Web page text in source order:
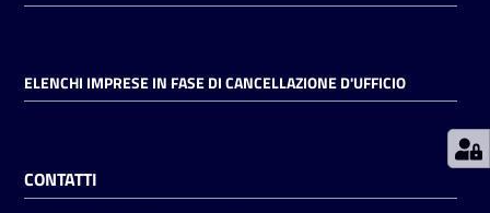
on line
ELENCHI IMPRESE IN FASE DI CANCELLAZIONE D'UFFICIO
CONTATTI